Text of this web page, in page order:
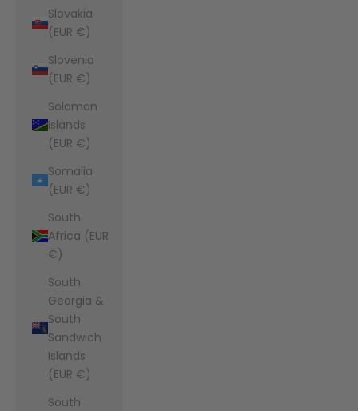
Slovakia
(EUR €)
Slovenia
(EUR €)
Solomon
Islands
(EUR €)
Somalia
(EUR €)
South
Africa (EUR
€)
South
Georgia &
South
Sandwich
Islands
(EUR €)
South